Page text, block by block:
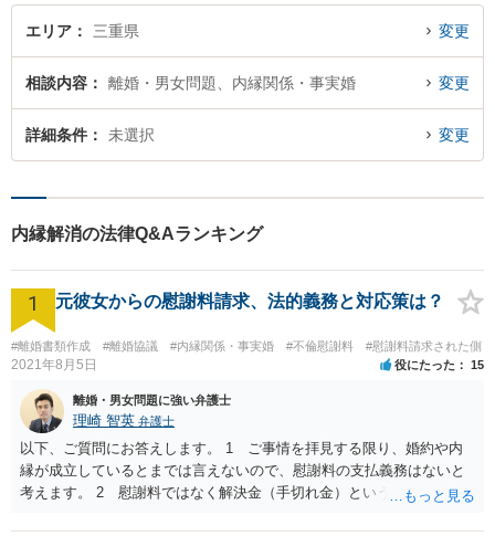
エリア 三重県 変更
相談内容 離婚・男女問題、内縁関係・事実婚 変更
詳細条件 未選択 変更
内縁解消の法律Q&Aランキング
1 元彼女からの慰謝料請求、法的義務と対応策は？
#離婚書類作成 #離婚協議 #内縁関係・事実婚 #不倫慰謝料 #慰謝料請求された側
2021年8月5日 役にたった 15
離婚・男女問題に強い弁護士
理崎 智英 弁護士
以下、ご質問にお答えします。 1 ご事情を拝見する限り、婚約や内
縁が成立しているとまでは言えないので、慰謝料の支払義務はないと
考えます。 2 慰謝料ではなく解決金（手切れ金）という名目で数十